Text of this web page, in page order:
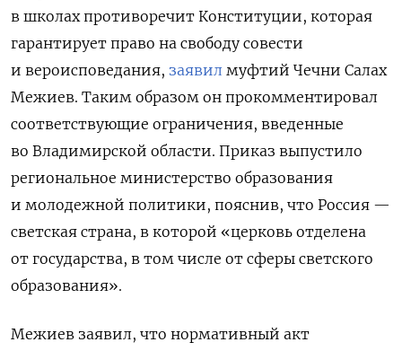
в школах противоречит Конституции, которая
гарантирует право на свободу совести
и вероисповедания, заявил муфтий Чечни Салах
Межиев. Таким образом он прокомментировал
соответствующие ограничения, введенные
во Владимирской области. Приказ выпустило
региональное министерство образования
и молодежной политики, пояснив, что Россия —
светская страна, в которой «церковь отделена
от государства, в том числе от сферы светского
образования».
Межиев заявил, что нормативный акт